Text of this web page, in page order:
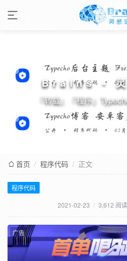
Brains - 灵
『转载』『程序』
首页 / 程序代码 / 正文
程序代码
2021-02-23 / 3,612 阅读
广告